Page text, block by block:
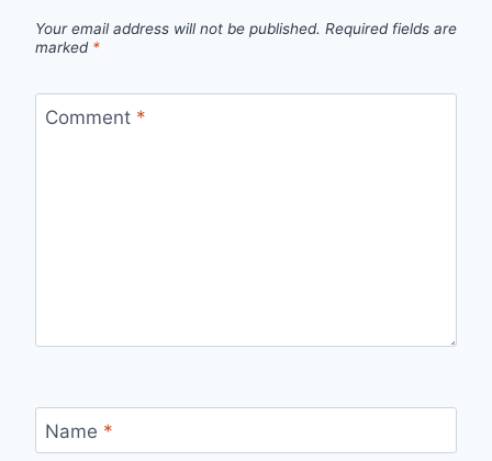
Your email address will not be published. Required fields are
marked *
Comment *
Name *